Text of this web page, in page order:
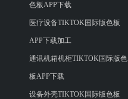
色板APP下载
医疗设备TIKTOK国际版色板
APP下载加工
通讯机箱机柜TIKTOK国际版色
板APP下载
设备外壳TIKTOK国际版色板